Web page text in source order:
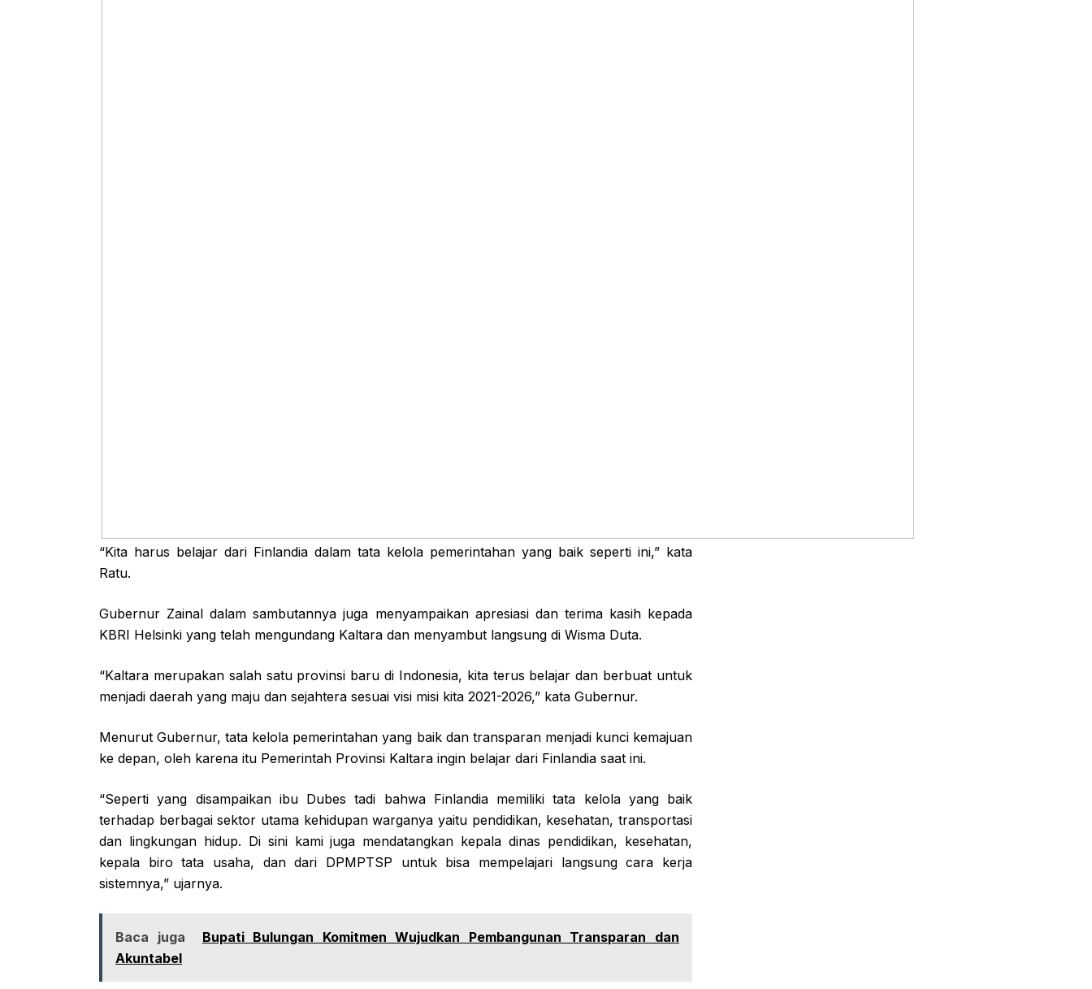
“Kita harus belajar dari Finlandia dalam tata kelola pemerintahan yang baik seperti ini,” kata
Ratu.
Gubernur Zainal dalam sambutannya juga menyampaikan apresiasi dan terima kasih kepada
KBRI Helsinki yang telah mengundang Kaltara dan menyambut langsung di Wisma Duta.
“Kaltara merupakan salah satu provinsi baru di Indonesia, kita terus belajar dan berbuat untuk
menjadi daerah yang maju dan sejahtera sesuai visi misi kita 2021-2026,” kata Gubernur.
Menurut Gubernur, tata kelola pemerintahan yang baik dan transparan menjadi kunci kemajuan
ke depan, oleh karena itu Pemerintah Provinsi Kaltara ingin belajar dari Finlandia saat ini.
“Seperti yang disampaikan ibu Dubes tadi bahwa Finlandia memiliki tata kelola yang baik
terhadap berbagai sektor utama kehidupan warganya yaitu pendidikan, kesehatan, transportasi
dan lingkungan hidup. Di sini kami juga mendatangkan kepala dinas pendidikan, kesehatan,
kepala biro tata usaha, dan dari DPMPTSP untuk bisa mempelajari langsung cara kerja
sistemnya,” ujarnya.
Baca juga
Bupati Bulungan Komitmen Wujudkan Pembangunan Transparan dan
Akuntabel